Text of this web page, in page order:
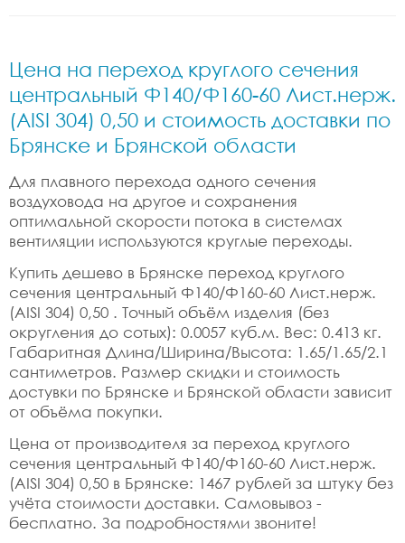
Цена на переход круглого сечения
центральный Ф140/Ф160-60 Лист.нерж.
(AISI 304) 0,50 и стоимость доставки по
Брянске и Брянской области
Для плавного перехода одного сечения
воздуховода на другое и сохранения
оптимальной скорости потока в системах
вентиляции используются круглые переходы.
Купить дешево в Брянске переход круглого
сечения центральный Ф140/Ф160-60 Лист.нерж.
(AISI 304) 0,50 . Точный объём изделия (без
округления до сотых): 0.0057 куб.м. Вес: 0.413 кг.
Габаритная Длина/Ширина/Высота: 1.65/1.65/2.1
сантиметров. Размер скидки и стоимость
достувки по Брянске и Брянской области зависит
от объёма покупки.
Цена от производителя за переход круглого
сечения центральный Ф140/Ф160-60 Лист.нерж.
(AISI 304) 0,50 в Брянске: 1467 рублей за штуку без
учёта стоимости доставки. Самовывоз -
бесплатно. За подробностями звоните!